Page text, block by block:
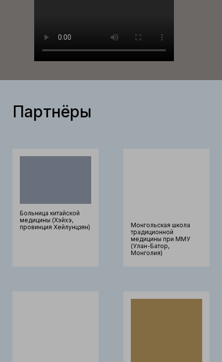
Партнёры
Больница китайской
медицины (Хэйхэ,
провинция Хейлунцзян)
Монгольская школа
традиционной
медицины при ММУ
(Улан-Батор,
Монголия)